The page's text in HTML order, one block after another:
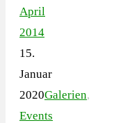
April
2014
15.
Januar
2020Galerien,
Events